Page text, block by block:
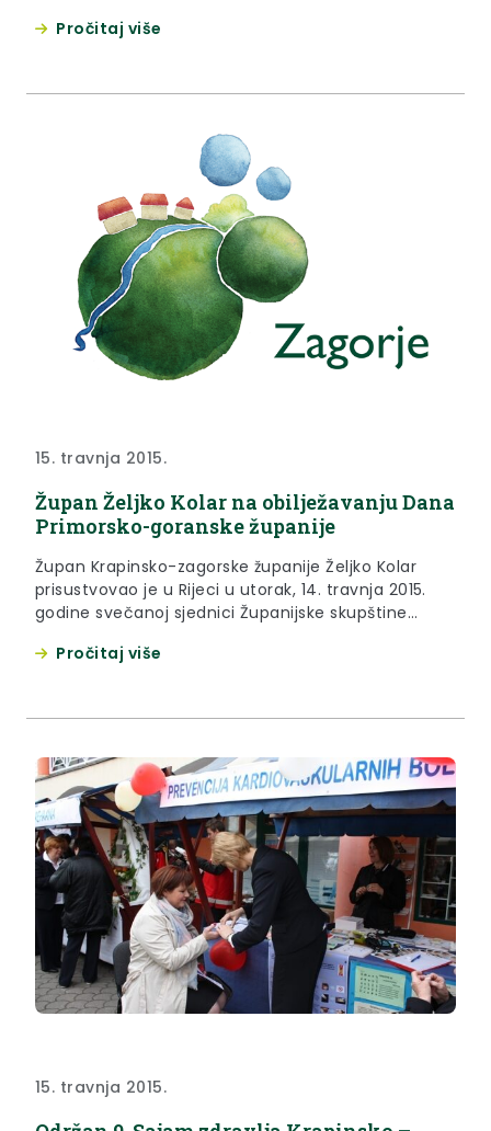
Pročitaj više
15. travnja 2015.
Župan Željko Kolar na obilježavanju Dana
Primorsko-goranske županije
Župan Krapinsko-zagorske županije Željko Kolar
prisustvovao je u Rijeci u utorak, 14. travnja 2015.
godine svečanoj sjednici Županijske skupštine
održanoj u Hrvatskom kulturnom domu na Sušaku.
Pročitaj više
15. travnja 2015.